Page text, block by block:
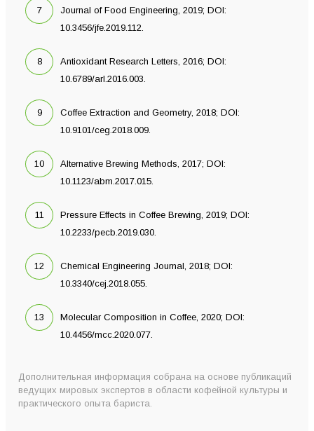
Journal of Food Engineering, 2019; DOI:
10.3456/jfe.2019.112.
Antioxidant Research Letters, 2016; DOI:
10.6789/arl.2016.003.
Coffee Extraction and Geometry, 2018; DOI:
10.9101/ceg.2018.009.
Alternative Brewing Methods, 2017; DOI:
10.1123/abm.2017.015.
Pressure Effects in Coffee Brewing, 2019; DOI:
10.2233/pecb.2019.030.
Chemical Engineering Journal, 2018; DOI:
10.3340/cej.2018.055.
Molecular Composition in Coffee, 2020; DOI:
10.4456/mcc.2020.077.
Дополнительная информация собрана на основе публикаций
ведущих мировых экспертов в области кофейной культуры и
практического опыта бариста.